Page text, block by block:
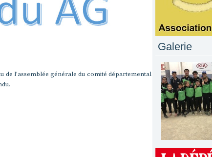
de l'assemblée générale du comité départemental
Galerie